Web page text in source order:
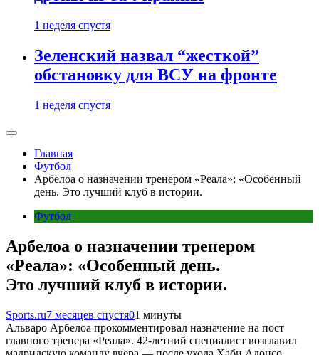
1 неделя спустя
Зеленский назвал “жесткой”
обстановку для ВСУ на фронте
1 неделя спустя
Главная
Футбол
Арбелоа о назначении тренером «Реала»: «Особенный
день. Это лучший клуб в истории.
Футбол
Арбелоа о назначении тренером
«Реала»: «Особенный день.
Это лучший клуб в истории.
Sports.ru7 месяцев спустя01 минуты
Альваро Арбелоа прокомментировал назначение на пост
главного тренера «Реала». 42-летний специалист возглавил